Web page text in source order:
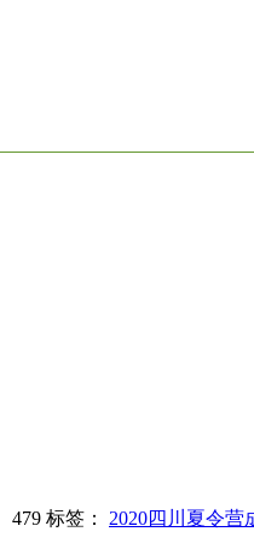
479 标签： 2020四川夏令营